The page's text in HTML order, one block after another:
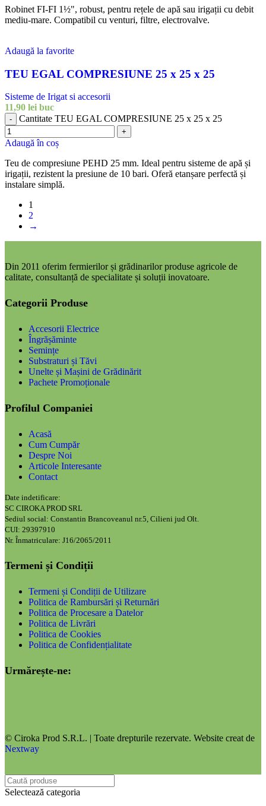
Robinet FI-FI 1½", robust, pentru rețele de apă sau irigații cu debit
mediu-mare. Compatibil cu venturi, filtre, electrovalve.
Adaugă la favorite
TEU EGAL COMPRESIUNE 25 x 25 x 25
Sisteme de Irigat si accesorii
11,90 lei buc
- Cantitate TEU EGAL COMPRESIUNE 25 x 25 x 25
+
Adaugă în coș
Teu de compresiune PEHD 25 mm. Ideal pentru sisteme de apă și
irigații, rezistent la presiune de 10 bari. Oferă etanșare perfectă și
instalare simplă.
1
2
→
Din 2011 oferim fermierilor și grădinarilor produse agricole de
calitate, consultanță de specialitate și soluții inovatoare.
Categorii Produse
Accesorii Electrice
Îngrășăminte
Semințe
Substraturi și Tăvi
Unelte și Mașini de Grădinărit
Pachete Promoționale
Profilul Companiei
Acasă
Cum Cumpăr
Despre Noi
Articole Interesante
Contact
Date indetificare:
SC CIROKA PROD SRL
Sediul social: Constantin Brancoveanul nr.5, Cilieni jud Olt.
CUI: 29397910
Nr. Înmatriculare: J16/2065/2011
Termeni și Condiții
Termeni și Condiții de Utilizare
Politica de Rambursări și Returnări
Politica de Procesare a Datelor
Politica de Livrări
Politica de Cookies
Politica de Confidențialitate
Urmărește-ne:
© Ciroka Prod S.R.L. | Toate drepturile rezervate. Website creat de
Nextway
Selectează categoria